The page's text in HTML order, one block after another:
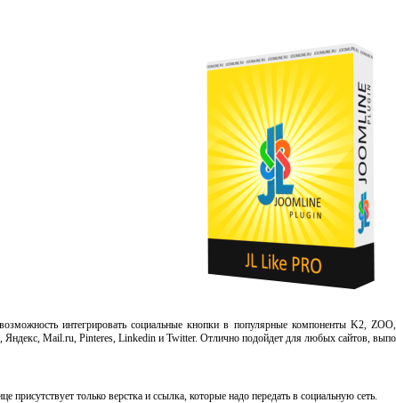
интегрировать социальные кнопки в популярные компоненты K2,
Яндекс, Mail.ru, Pinteres, Linkedin и Twitter. Отлично подойдет для любых сайтов,
присутствует только верстка и ссылка, которые надо передать в социальную сеть.